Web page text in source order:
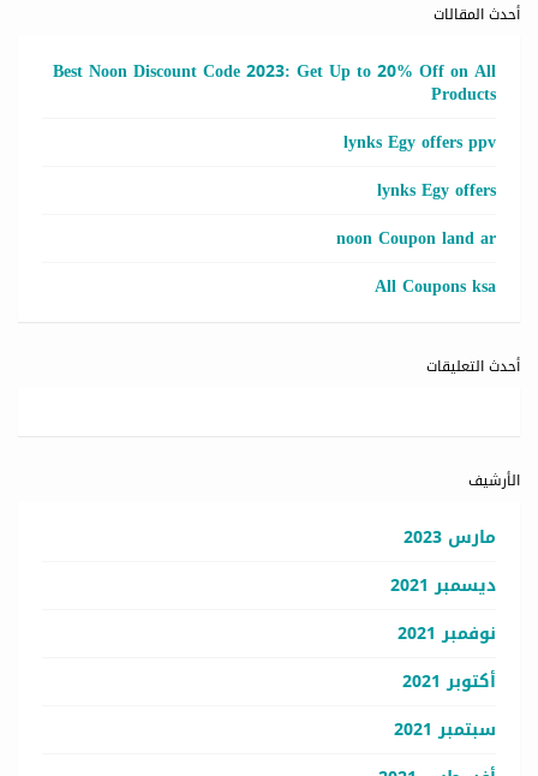
أحدث المقالات
Best Noon Discount Code 2023: Get Up to 20% Off on All
Products
lynks Egy offers ppv
lynks Egy offers
noon Coupon land ar
All Coupons ksa
أحدث التعليقات
الأرشيف
مارس 2023
ديسمبر 2021
نوفمبر 2021
أكتوبر 2021
سبتمبر 2021